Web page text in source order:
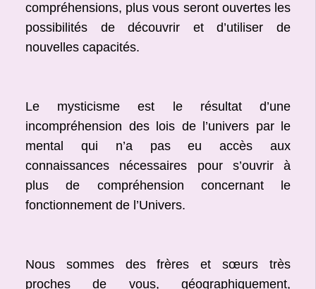
compréhensions, plus vous seront ouvertes les
possibilités de découvrir et d’utiliser de
nouvelles capacités.
Le mysticisme est le résultat d’une
incompréhension des lois de l’univers par le
mental qui n’a pas eu accès aux
connaissances nécessaires pour s’ouvrir à
plus de compréhension concernant le
fonctionnement de l’Univers.
Nous sommes des frères et sœurs très
proches de vous, géographiquement,